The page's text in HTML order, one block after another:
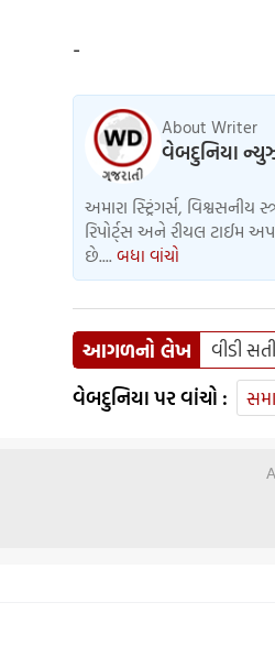
-
About Writer
વેબદુનિયા
અમારા સ્ટ્રિંગર્સ, વિશ્વસનીય
રિપોર્ટ્સ અને રીયલ ટાઈમ
છે.... બધા વાંચો
આગળનો લેખ વીડી
વેબદુનિયા પર વાંચો :